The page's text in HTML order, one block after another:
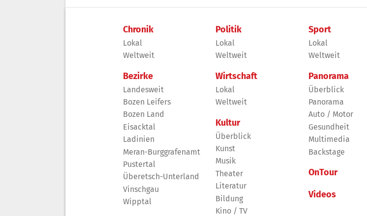
Chronik
Lokal
Weltweit
Bezirke
Landesweit
Bozen Leifers
Bozen Land
Eisacktal
Ladinien
Meran-Burggrafenamt
Pustertal
Überetsch-Unterland
Vinschgau
Wipptal
Politik
Lokal
Weltweit
Wirtschaft
Lokal
Weltweit
Kultur
Überblick
Kunst
Musik
Theater
Literatur
Bildung
Kino / TV
Sport
Lokal
Weltweit
Panorama
Überblick
Panorama
Auto / Motor
Gesundheit
Multimedia
Backstage
OnTour
Videos